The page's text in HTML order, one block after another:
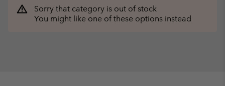
TO
SEARCH
Sorry that category is out of stock
You might like one of these options instead